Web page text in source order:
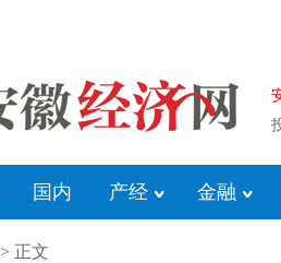
国内 产经 金融
> 正文